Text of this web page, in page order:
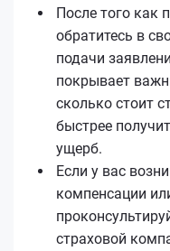
После того как
обратитесь в
подачи
покрывает
сколько стоит
быстрее
ущерб.
Если у вас
компенсации
страховой